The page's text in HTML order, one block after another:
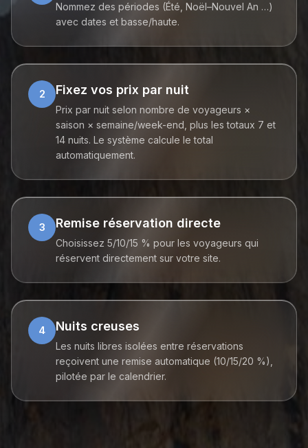
Nommez des périodes (Été, Noël–Nouvel An …)
avec dates et basse/haute.
2 Fixez vos prix par nuit
Prix par nuit selon nombre de voyageurs ×
saison × semaine/week-end, plus les totaux 7 et
14 nuits. Le système calcule le total
automatiquement.
3 Remise réservation directe
Choisissez 5/10/15 % pour les voyageurs qui
réservent directement sur votre site.
4 Nuits creuses
Les nuits libres isolées entre réservations
reçoivent une remise automatique (10/15/20 %),
pilotée par le calendrier.